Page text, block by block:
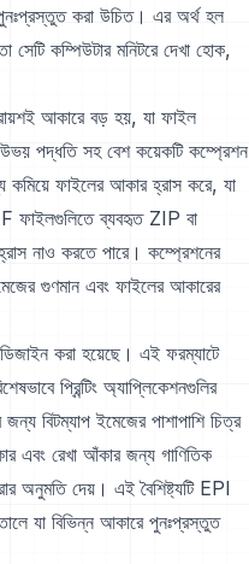
পুনঃপ্রস্তুত করা উচিত। এর অর্থ হল
সেটি কম্পিউটার মনিটরে দেখা হোক,
আকারে বড় হয়, যা ফাইল
পদ্ধতি সহ বেশ কয়েকটি কম্প্রেশন
ফাইলের আকার হ্রাস করে, যা
ফাইলগুলিতে ব্যবহৃত ZIP বা
নাও করতে পারে। কম্প্রেশনের
গুণমান এবং ফাইলের আকারের
করা হয়েছে। এই ফরম্যাটে
প্রিন্টিং অ্যাপ্লিকেশনগুলির
বিটম্যাপ ইমেজের পাশাপাশি চিত্র
এবং রেখা আঁকার জন্য গাণিতিক
অনুমতি দেয়। এই বৈশিষ্ট্যটি EPI
যা বিভিন্ন আকারে পুনঃপ্রস্তুত